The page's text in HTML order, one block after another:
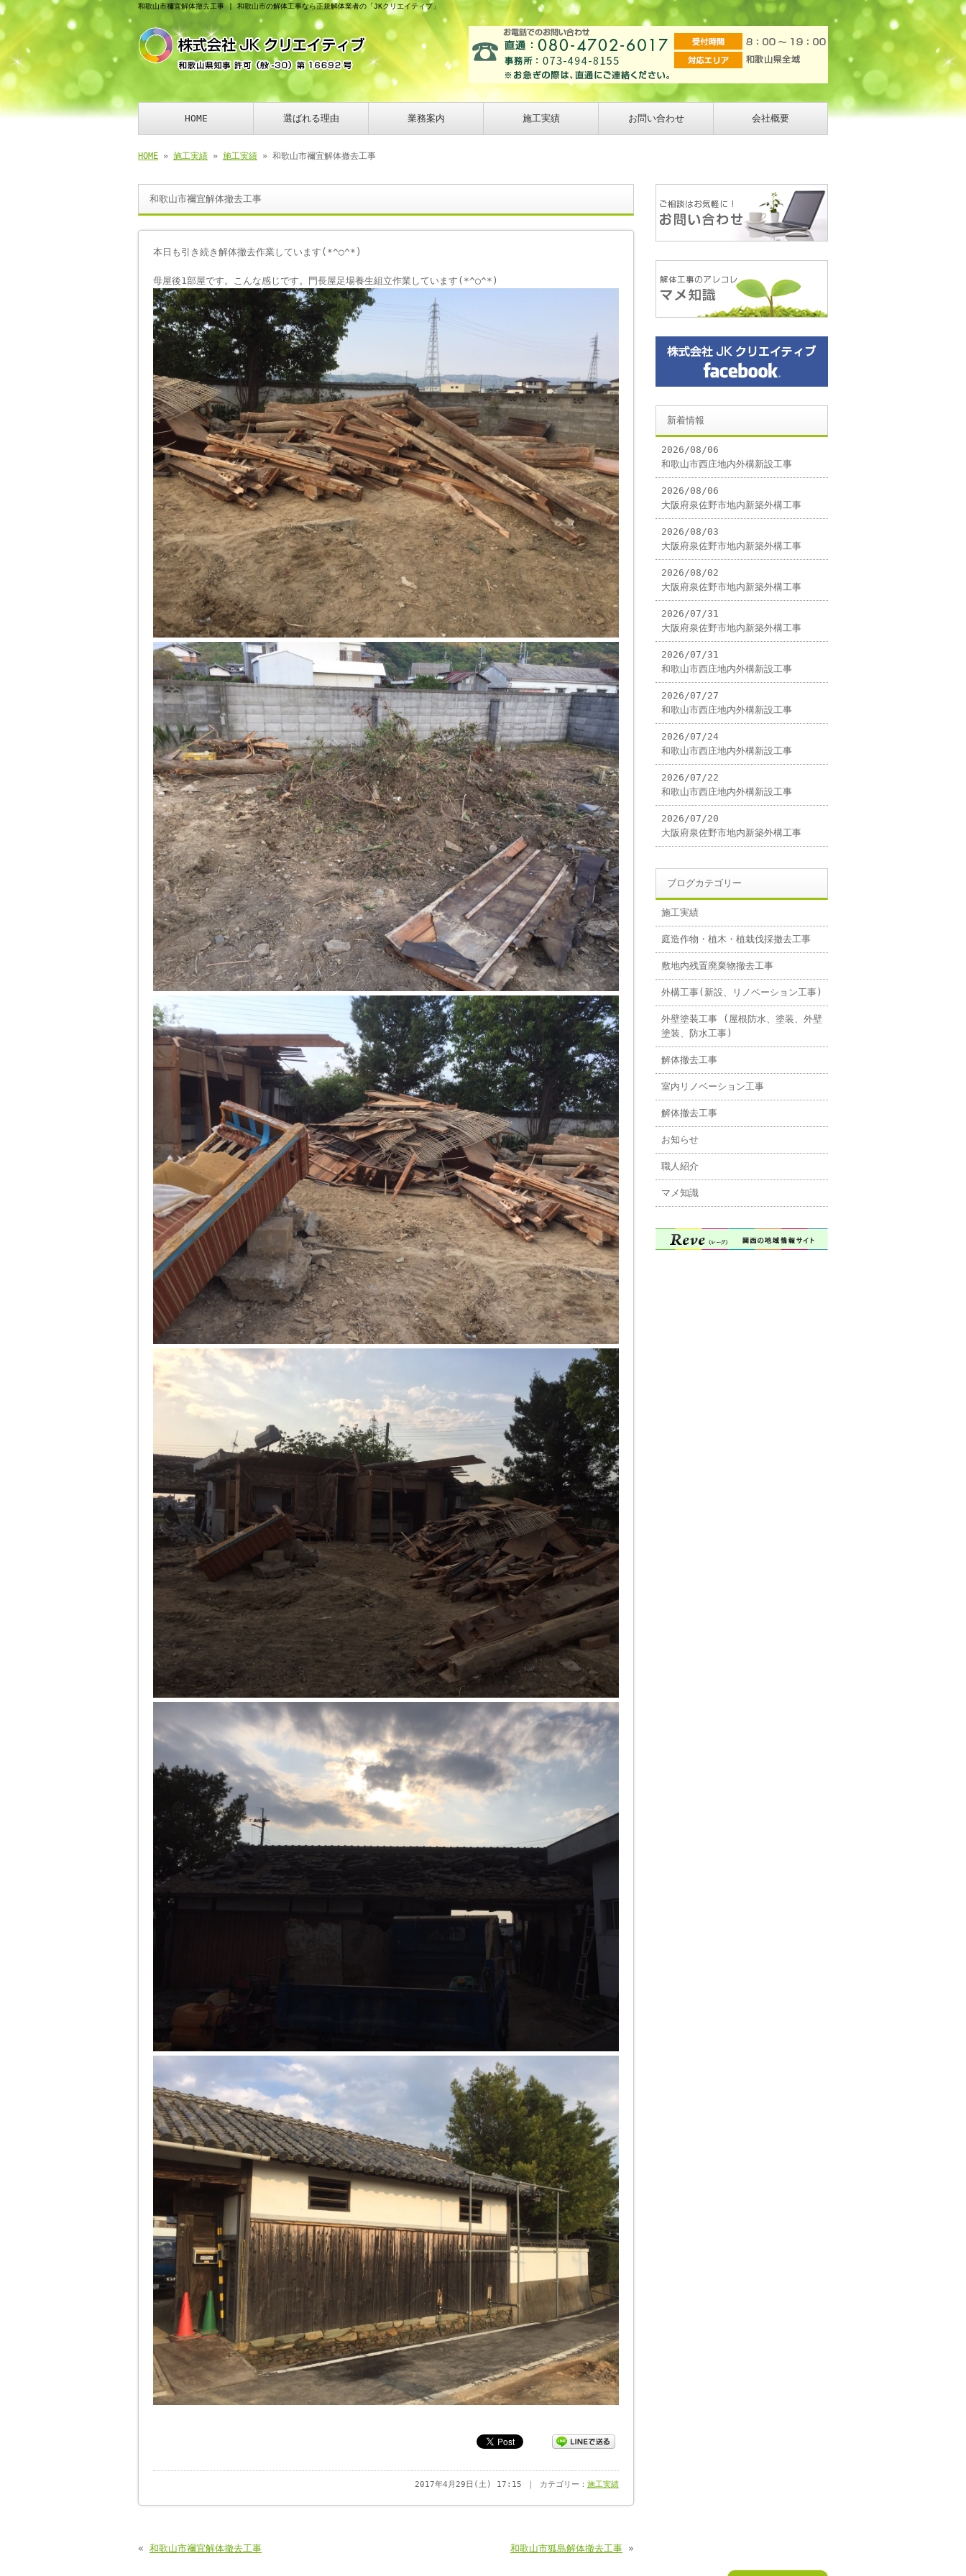
和歌山市禰宜解体撤去工事 | 和歌山市の解体工事なら正規解体業者の「JKクリエイティブ」
HOME 選ばれる理由 業務案内 施工実績 お問い合わせ 会社概要
HOME » 施工実績 » 施工実績 » 和歌山市禰宜解体撤去工事
和歌山市禰宜解体撤去工事
本日も引き続き解体撤去作業しています(*^◯^*)
母屋後1部屋です。こんな感じです。門長屋足場養生組立作業しています(*^◯^*)
2017年4月29日(土) 17:15 ｜ カテゴリー： 施工実績
« 和歌山市禰宜解体撤去工事 和歌山市狐島解体撤去工事 »
新着情報
2026/08/06
和歌山市西庄地内外構新設工事
2026/08/06
大阪府泉佐野市地内新築外構工事
2026/08/03
大阪府泉佐野市地内新築外構工事
2026/08/02
大阪府泉佐野市地内新築外構工事
2026/07/31
大阪府泉佐野市地内新築外構工事
2026/07/31
和歌山市西庄地内外構新設工事
2026/07/27
和歌山市西庄地内外構新設工事
2026/07/24
和歌山市西庄地内外構新設工事
2026/07/22
和歌山市西庄地内外構新設工事
2026/07/20
大阪府泉佐野市地内新築外構工事
ブログカテゴリー
施工実績
庭造作物・植木・植栽伐採撤去工事
敷地内残置廃棄物撤去工事
外構工事(新設、リノベーション工事)
外壁塗装工事 (屋根防水、塗装、外壁
塗装、防水工事)
解体撤去工事
室内リノベーション工事
解体撤去工事
お知らせ
職人紹介
マメ知識